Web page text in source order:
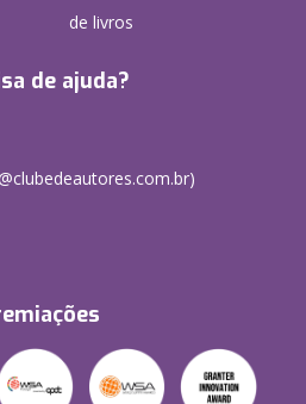
de livros
de ajuda?